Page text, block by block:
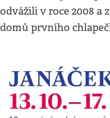
odvážili v roce 2008 a
domů prvního